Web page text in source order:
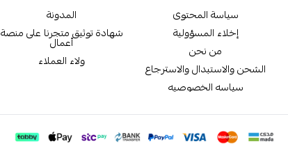
سياسة المحتوى
إخلاء المسؤولية
من نحن
الشحن والاستبدال والاسترجاع
سياسه الخصوصيه
المدونة
شهادة توثيق متجرنا على منصة
أعمال
ولاء العملاء